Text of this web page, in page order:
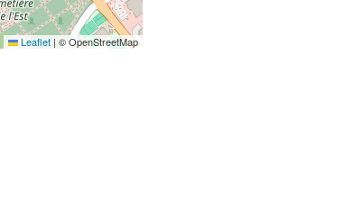
Leaflet | © OpenStreetMap